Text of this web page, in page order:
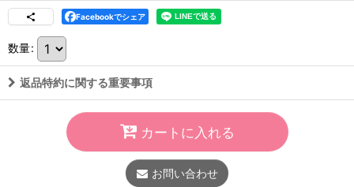
Facebookでシェア
数量:
返品特約に関する重要事項
カートに入れる
お問い合わせ